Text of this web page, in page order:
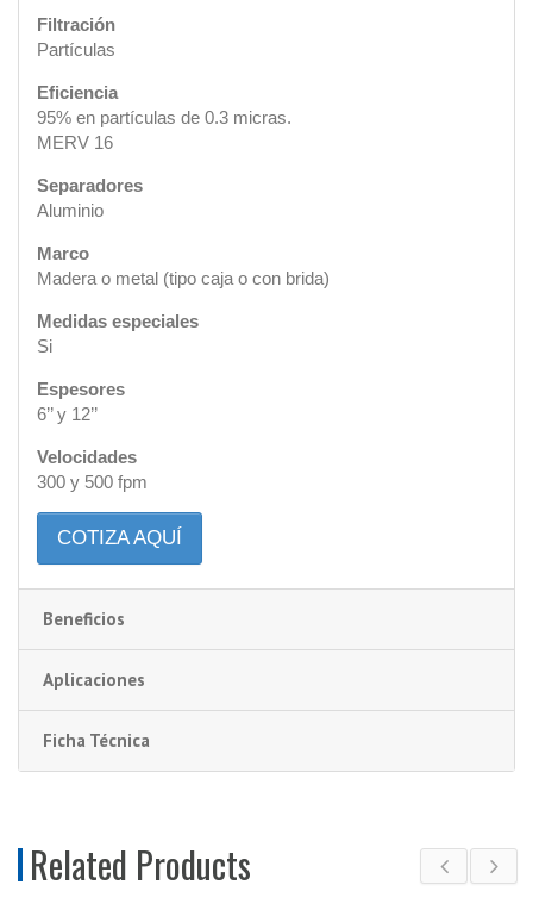
Filtración
Partículas
Eficiencia
95% en partículas de 0.3 micras.
MERV 16
Separadores
Aluminio
Marco
Madera o metal (tipo caja o con brida)
Medidas especiales
Si
Espesores
6’’ y 12’’
Velocidades
300 y 500 fpm
COTIZA AQUÍ
Beneficios
Aplicaciones
Ficha Técnica
Related Products